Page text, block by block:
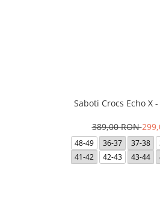
Saboti Crocs Echo X
389,00 RON
48-49 36-37 37-38
41-42
42-43 43-44